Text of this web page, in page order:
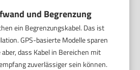
und Begrenzung
ein Begrenzungskabel. Das ist
GPS-basierte Modelle sparen
dass Kabel in Bereichen mit
zuverlässiger sein können.